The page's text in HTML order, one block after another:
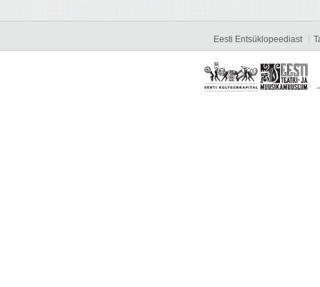
Eesti Entsüklopeediast